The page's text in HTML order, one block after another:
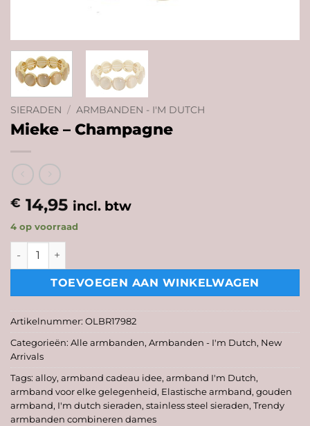
SIERADEN / ARMBANDEN - I'M DUTCH
Mieke – Champagne
€ 14,95 incl. btw
4 op voorraad
Mieke - Champagne aantal
TOEVOEGEN AAN WINKELWAGEN
Artikelnummer: OLBR17982
Categorieën: Alle armbanden, Armbanden - I'm Dutch, New
Arrivals
Tags: alloy, armband cadeau idee, armband I'm Dutch,
armband voor elke gelegenheid, Elastische armband, gouden
armband, I'm dutch sieraden, stainless steel sieraden, Trendy
armbanden combineren dames